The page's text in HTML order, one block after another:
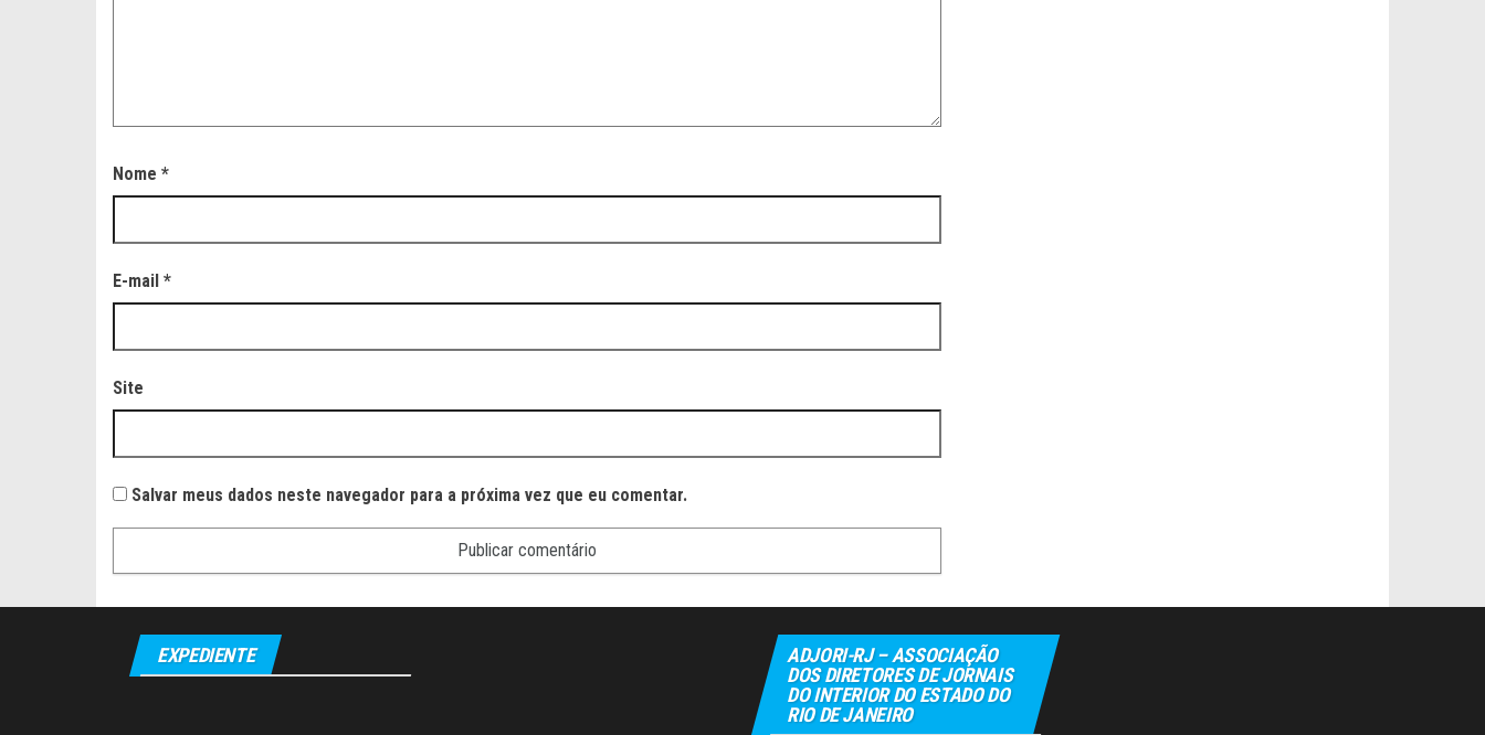
Nome *
E-mail *
Site
Salvar meus dados neste navegador para a próxima vez que eu comentar.
EXPEDIENTE
ADJORI-RJ – ASSOCIAÇÃO
DOS DIRETORES DE JORNAIS
DO INTERIOR DO ESTADO DO
RIO DE JANEIRO